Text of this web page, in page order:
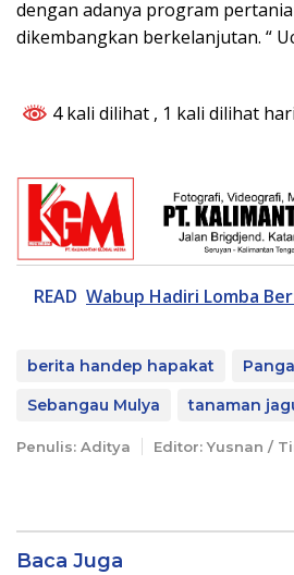
dengan adanya program
dikembangkan berkelanjutan. “
4 kali dilihat , 1 kali dilihat
READ Wabup Hadiri Lomba
berita handep hapakat
Sebangau Mulya
tanaman
Penulis: Aditya Editor: Yusnan /
Baca Juga